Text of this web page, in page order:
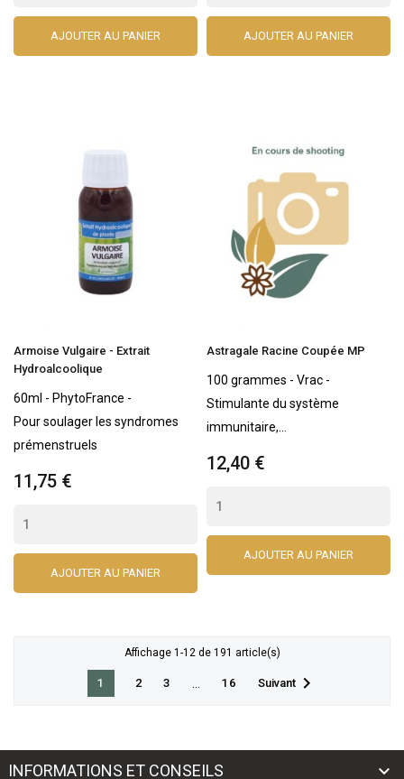
AJOUTER AU PANIER AJOUTER AU PANIER
Armoise Vulgaire - Extrait
Hydroalcoolique
60ml - PhytoFrance -
Pour soulager les syndromes
prémenstruels
11,75 €
AJOUTER AU PANIER
Astragale Racine Coupée MP
100 grammes - Vrac -
Stimulante du système
immunitaire,...
12,40 €
AJOUTER AU PANIER
Affichage 1-12 de 191 article(s)
1 2 3 16 Suivant
INFORMATIONS ET CONSEILS 